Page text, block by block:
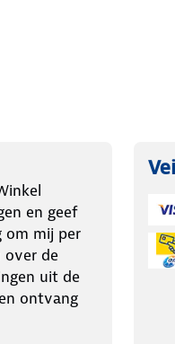
en geef
om mij per
over de
uit de
ontvang